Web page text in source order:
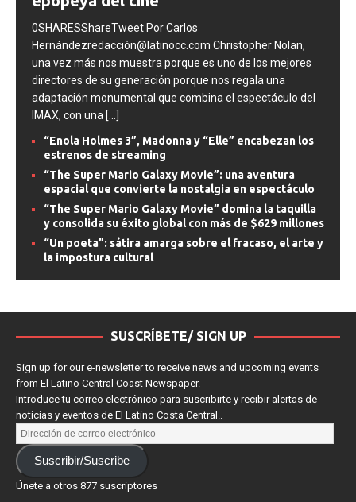
epopeya del cine
0SHARESShareTweet Por Carlos
Hernándezredacción@latinocc.com Christopher Nolan,
una vez más nos muestra porque es uno de los mejores
directores de su generación porque nos regala una
adaptación monumental que combina el espectáculo del
IMAX, con una [...]
“Enola Holmes 3”, Madonna y “Elle” encabezan los
estrenos de streaming
“The Super Mario Galaxy Movie”: una aventura
espacial que convierte la nostalgia en espectáculo
“The Super Mario Galaxy Movie” domina la taquilla
y consolida su éxito global con más de $629 millones
“Un poeta”: sátira amarga sobre el fracaso, el arte y
la impostura cultural
SUSCRÍBETE/ SIGN UP
Sign up for our e-newsletter to receive news and upcoming events
from El Latino Central Coast Newspaper.
Introduce tu correo electrónico para suscribirte y recibir alertas de
noticias y eventos de El Latino Costa Central..